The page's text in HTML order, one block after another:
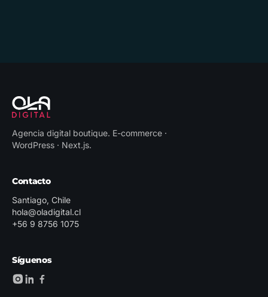
Agencia digital boutique. E-commerce ·
WordPress · Next.js.
Contacto
Santiago, Chile
hola@oladigital.cl
+56 9 8756 1075
Síguenos